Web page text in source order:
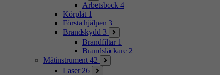
Arbetsbock 4
Körplåt 1
Första hjälpen 3
Brandskydd 3
Brandfiltar 1
Brandsläckare 2
Mätinstrument 42
Laser 26